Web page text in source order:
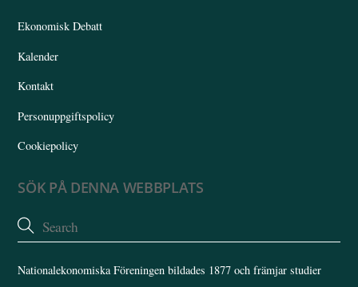
Ekonomisk Debatt
Kalender
Kontakt
Personuppgiftspolicy
Cookiepolicy
SÖK PÅ DENNA WEBBPLATS
Nationalekonomiska Föreningen bildades 1877 och främjar studier